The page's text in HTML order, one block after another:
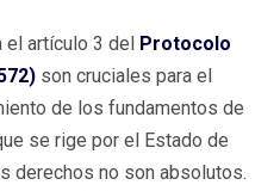
el artículo 3 del Protocolo
son cruciales para el
de los fundamentos de
se rige por el Estado de
derechos no son absolutos.